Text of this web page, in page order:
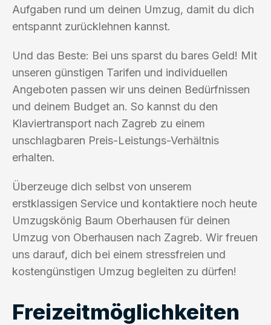
Aufgaben rund um deinen Umzug, damit du dich
entspannt zurücklehnen kannst.
Und das Beste: Bei uns sparst du bares Geld! Mit
unseren günstigen Tarifen und individuellen
Angeboten passen wir uns deinen Bedürfnissen
und deinem Budget an. So kannst du den
Klaviertransport nach Zagreb zu einem
unschlagbaren Preis-Leistungs-Verhältnis
erhalten.
Überzeuge dich selbst von unserem
erstklassigen Service und kontaktiere noch heute
Umzugskönig Baum Oberhausen für deinen
Umzug von Oberhausen nach Zagreb. Wir freuen
uns darauf, dich bei einem stressfreien und
kostengünstigen Umzug begleiten zu dürfen!
Freizeitmöglichkeiten